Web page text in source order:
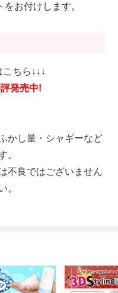
お付けします。
ちら↓↓↓
発売中!
かし量・シャギーなど
。
不良ではございません
。